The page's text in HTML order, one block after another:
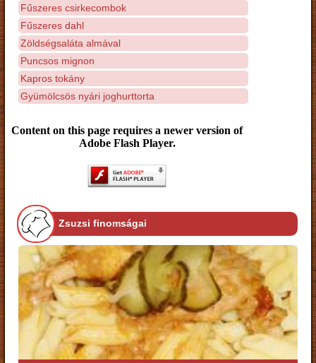
Fűszeres csirkecombok
Fűszeres dahl
Zöldségsaláta almával
Puncsos mignon
Kapros tokány
Gyümölcsös nyári joghurttorta
Content on this page requires a newer version of
Adobe Flash Player.
Zsuzsi finomságai